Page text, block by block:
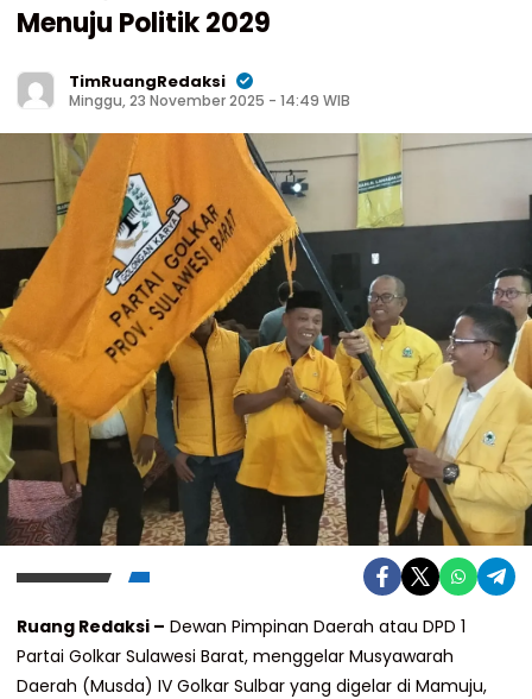
Menuju Politik 2029
TimRuangRedaksi
Minggu, 23 November 2025 - 14:49 WIB
Ruang Redaksi – Dewan Pimpinan Daerah atau DPD 1
Partai Golkar Sulawesi Barat, menggelar Musyawarah
Daerah (Musda) IV Golkar Sulbar yang digelar di Mamuju,